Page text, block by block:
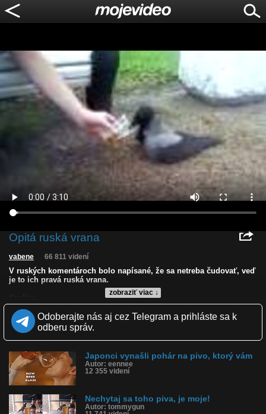
Opitá ruská vrana
zobraziť viac ↓
vabene 66 811 videní
V ruských komentároch bolo napísané, že sa netreba čudovať, veď
je to ich pravá ruská vrana.
Zverejnené: 29.9.2010 12:20
Páči sa: 84% (102 hlasov)
Obľúbené: 45
Komentárov: 125
Kategória: zvieratká
Tagy: vrana, pivo, pohár, pitie, park, alkohol, vták, rusko, ruský,
ruská, ruské, moskva
História sledovanosti videa:
Odoberajte nás aj cez Telegram a prihláste sa k
odberu správ.
Japonci vynašli pohár na pivo, ktorý vám
Autor: eennee
12 355 videní
Nechytaj sa toho piva, je moje!
Autor: tommygun